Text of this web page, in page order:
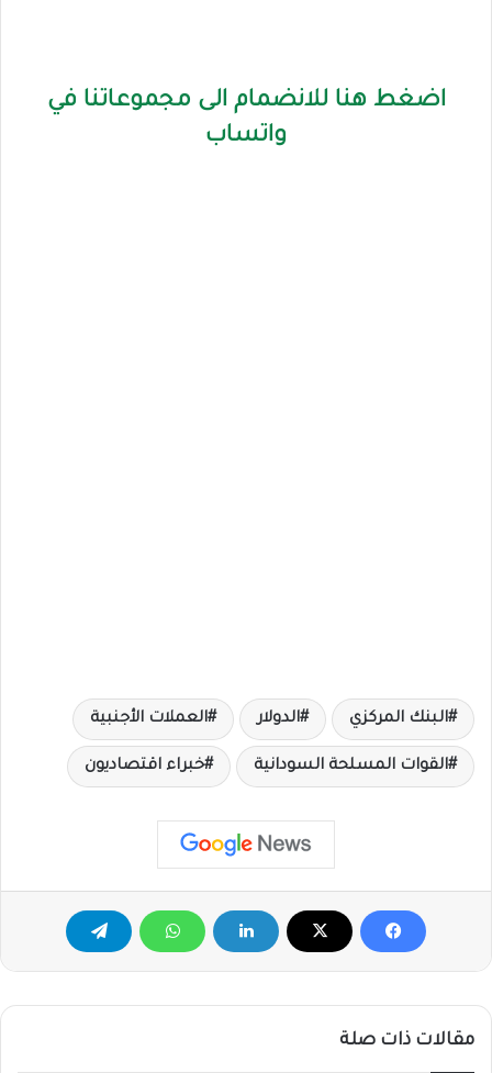
اضغط هنا للانضمام الى مجموعاتنا في
واتساب
البنك المركزي الدولار العملات الأجنبية
القوات المسلحة السودانية خبراء اقتصاديون
مقالات ذات صلة